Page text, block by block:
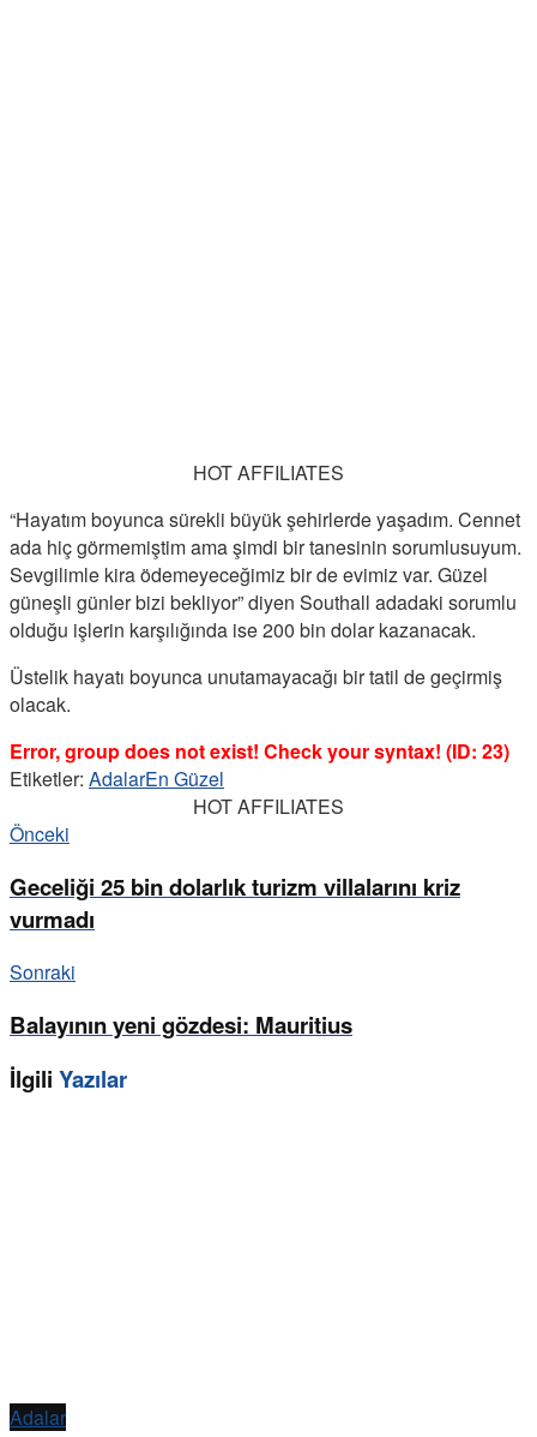
HOT AFFILIATES
“Hayatım boyunca sürekli büyük şehirlerde yaşadım. Cennet
ada hiç görmemiştim ama şimdi bir tanesinin sorumlusuyum.
Sevgilimle kira ödemeyeceğimiz bir de evimiz var. Güzel
güneşli günler bizi bekliyor” diyen Southall adadaki sorumlu
olduğu işlerin karşılığında ise 200 bin dolar kazanacak.
Üstelik hayatı boyunca unutamayacağı bir tatil de geçirmiş
olacak.
Error, group does not exist! Check your syntax! (ID: 23)
Etiketler: AdalarEn Güzel
HOT AFFILIATES
Önceki
Geceliği 25 bin dolarlık turizm villalarını kriz
vurmadı
Sonraki
Balayının yeni gözdesi: Mauritius
İlgili Yazılar
Adalar